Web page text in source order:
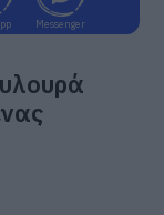
Messenger